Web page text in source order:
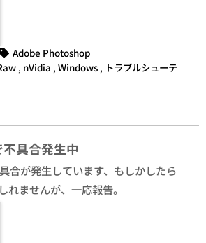
Adobe Photoshop
, nVidia , Windows , トラブルシューテ
具合発生中
合が発生しています、もしかしたら
れませんが、一応報告。